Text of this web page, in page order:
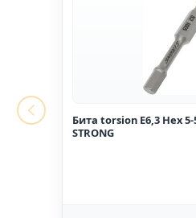
Бита torsion E6,3 Hex
STRONG